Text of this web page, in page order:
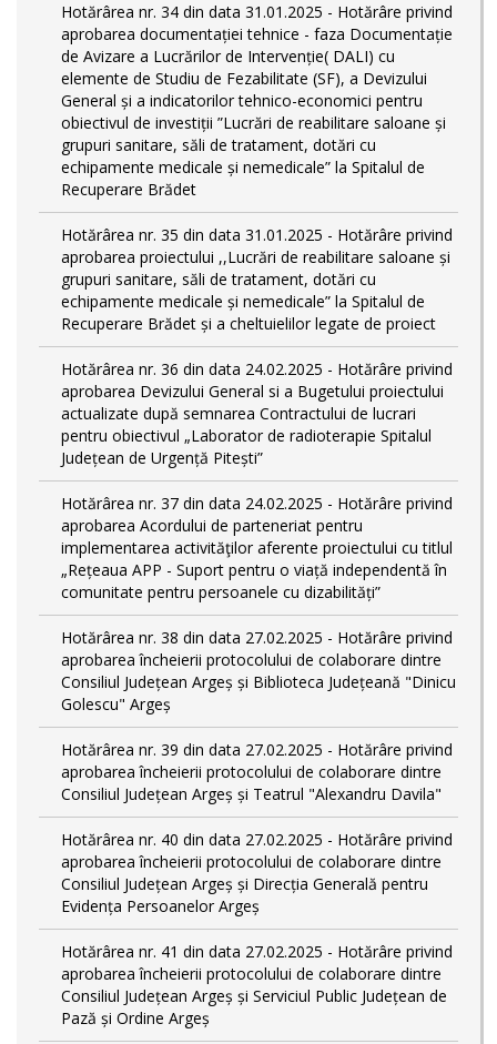
Hotărârea nr. 34 din data 31.01.2025 - Hotărâre privind
aprobarea documentației tehnice - faza Documentație
de Avizare a Lucrărilor de Intervenție( DALI) cu
elemente de Studiu de Fezabilitate (SF), a Devizului
General și a indicatorilor tehnico-economici pentru
obiectivul de investiții ”Lucrări de reabilitare saloane și
grupuri sanitare, săli de tratament, dotări cu
echipamente medicale și nemedicale” la Spitalul de
Recuperare Brădet
Hotărârea nr. 35 din data 31.01.2025 - Hotărâre privind
aprobarea proiectului ,,Lucrări de reabilitare saloane și
grupuri sanitare, săli de tratament, dotări cu
echipamente medicale și nemedicale” la Spitalul de
Recuperare Brădet și a cheltuielilor legate de proiect
Hotărârea nr. 36 din data 24.02.2025 - Hotărâre privind
aprobarea Devizului General si a Bugetului proiectului
actualizate după semnarea Contractului de lucrari
pentru obiectivul „Laborator de radioterapie Spitalul
Județean de Urgență Pitești”
Hotărârea nr. 37 din data 24.02.2025 - Hotărâre privind
aprobarea Acordului de parteneriat pentru
implementarea activităţilor aferente proiectului cu titlul
„Rețeaua APP - Suport pentru o viață independentă în
comunitate pentru persoanele cu dizabilități”
Hotărârea nr. 38 din data 27.02.2025 - Hotărâre privind
aprobarea încheierii protocolului de colaborare dintre
Consiliul Județean Argeș și Biblioteca Județeană "Dinicu
Golescu" Argeș
Hotărârea nr. 39 din data 27.02.2025 - Hotărâre privind
aprobarea încheierii protocolului de colaborare dintre
Consiliul Județean Argeș și Teatrul "Alexandru Davila"
Hotărârea nr. 40 din data 27.02.2025 - Hotărâre privind
aprobarea încheierii protocolului de colaborare dintre
Consiliul Județean Argeș și Direcția Generală pentru
Evidența Persoanelor Argeș
Hotărârea nr. 41 din data 27.02.2025 - Hotărâre privind
aprobarea încheierii protocolului de colaborare dintre
Consiliul Județean Argeș și Serviciul Public Județean de
Pază și Ordine Argeș